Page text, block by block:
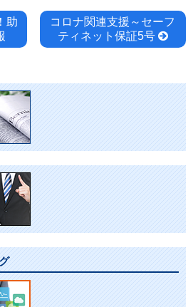
助
コロナ関連支援～セーフ
ティネット保証5号